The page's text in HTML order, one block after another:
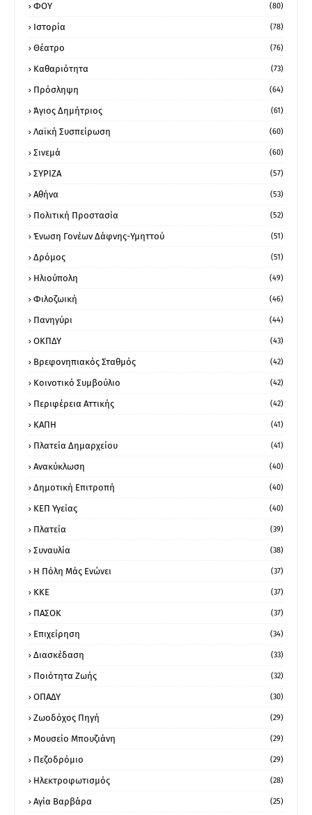
ΦΟΥ (80)
Ιστορία (78)
Θέατρο (76)
Καθαριότητα (73)
Πρόσληψη (64)
Άγιος Δημήτριος (61)
Λαϊκή Συσπείρωση (60)
Σινεμά (60)
ΣΥΡΙΖΑ (57)
Αθήνα (53)
Πολιτική Προστασία (52)
Ένωση Γονέων Δάφνης-Υμηττού (51)
Δρόμος (51)
Ηλιούπολη (49)
Φιλοζωική (46)
Πανηγύρι (44)
ΟΚΠΔΥ (43)
Βρεφονηπιακός Σταθμός (42)
Κοινοτικό Συμβούλιο (42)
Περιφέρεια Αττικής (42)
ΚΑΠΗ (41)
Πλατεία Δημαρχείου (41)
Ανακύκλωση (40)
Δημοτική Επιτροπή (40)
ΚΕΠ Υγείας (40)
Πλατεία (39)
Συναυλία (38)
Η Πόλη Μάς Ενώνει (37)
ΚΚΕ (37)
ΠΑΣΟΚ (37)
Επιχείρηση (34)
Διασκέδαση (33)
Ποιότητα Ζωής (32)
ΟΠΑΔΥ (30)
Ζωοδόχος Πηγή (29)
Μουσείο Μπουζιάνη (29)
Πεζοδρόμιο (29)
Ηλεκτροφωτισμός (28)
Αγία Βαρβάρα (25)